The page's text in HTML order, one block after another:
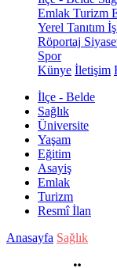
Emlak Turizm
Yerel Tanıtım
Röportaj
Spor
Künye İletişim
İlçe - Belde
Sağlık
Üniversite
Yaşam
Eğitim
Asayiş
Emlak
Turizm
Resmî İlan
Anasayfa Sağlık